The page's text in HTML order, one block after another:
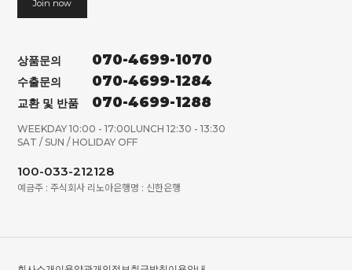
Join now
상품문의 070-4699-1070
수출문의 070-4699-1284
교환 및 반품 070-4699-1288
WEEKDAY 10:00 - 17:00LUNCH 12:30 - 13:30
SAT / SUN / HOLIDAY OFF
100-033-212128
예금주 : 주식회사 리노아은행명 : 신한은행